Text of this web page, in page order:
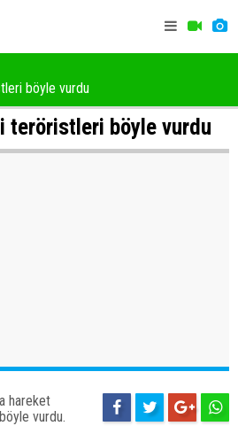
böyle vurdu
teröristleri böyle vurdu
hareket
vurdu.